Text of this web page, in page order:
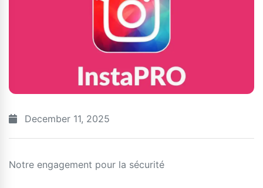
December 11, 2025
Notre engagement pour la sécurité